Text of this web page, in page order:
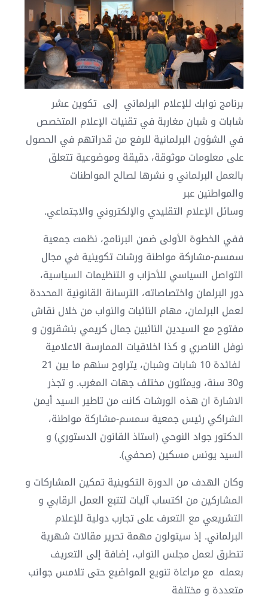
برنامج نوابك للإعلام البرلماني إلى تكوين عشر
شابات و شبان مغاربة في تقنيات الإعلام المتخصص
في الشؤون البرلمانية للرفع من قدراتهم في الحصول
على معلومات موثوقة، دقيقة وموضوعية تتعلق
بالعمل البرلماني و نشرها لصالح المواطنات
والمواطنين عبر
وسائل الإعلام التقليدي والإلكتروني والاجتماعي.
ففي الخطوة الأولى ضمن البرنامج، نظمت جمعية
سمسم-مشاركة مواطنة ورشات تكوينية في مجال
التواصل السياسي للأحزاب و التنظيمات السياسية،
دور البرلمان واختصاصاته، الترسانة القانونية المحددة
لعمل البرلمان، مهام النائبات والنواب من خلال نقاش
مفتوح مع السيدين النائبين جمال كريمي بنشقرون و
نوفل الناصري و كذا اخلاقيات الممارسة الاعلامية
لفائدة 10 شابات وشبان، يتراوح سنهم ما بين 21
و30 سنة، ويمثلون مختلف جهات المغرب. و تجذر
الاشارة ان هذه الورشات كانت من تاطير السيد أيمن
الشراكي رئيس جمعية سمسم-مشاركة مواطنة،
الدكتور جواد النوحي (استاذ القانون الدستوري) و
السيد يونس مسكين (صحفي).
وكان الهدف من الدورة التكوينية تمكين المشاركات و
المشاركين من اكتساب آليات لتتبع العمل الرقابي و
التشريعي مع التعرف على تجارب دولية للإعلام
البرلماني. إذ سيتولون مهمة تحرير مقالات شهرية
تتطرق لعمل مجلس النواب، إضافة إلى التعريف
بعمله مع مراعاة تنويع المواضيع حتى تلامس جوانب
متعددة و مختلفة